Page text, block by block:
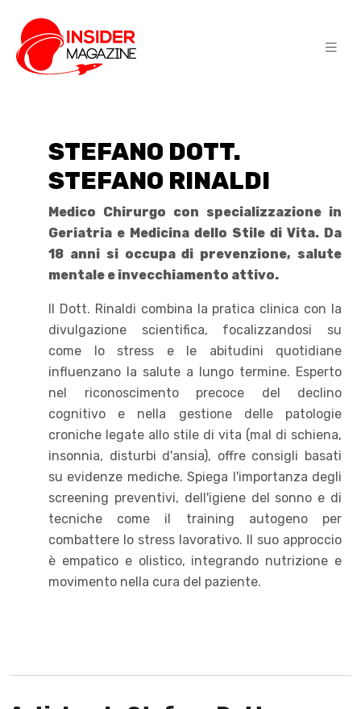
STEFANO DOTT.
STEFANO RINALDI
Medico Chirurgo con specializzazione in
Geriatria e Medicina dello Stile di Vita. Da
18 anni si occupa di prevenzione, salute
mentale e invecchiamento attivo.
Il Dott. Rinaldi combina la pratica clinica con la
divulgazione scientifica, focalizzandosi su
come lo stress e le abitudini quotidiane
influenzano la salute a lungo termine. Esperto
nel riconoscimento precoce del declino
cognitivo e nella gestione delle patologie
croniche legate allo stile di vita (mal di schiena,
insonnia, disturbi d'ansia), offre consigli basati
su evidenze mediche. Spiega l'importanza degli
screening preventivi, dell'igiene del sonno e di
tecniche come il training autogeno per
combattere lo stress lavorativo. Il suo approccio
è empatico e olistico, integrando nutrizione e
movimento nella cura del paziente.